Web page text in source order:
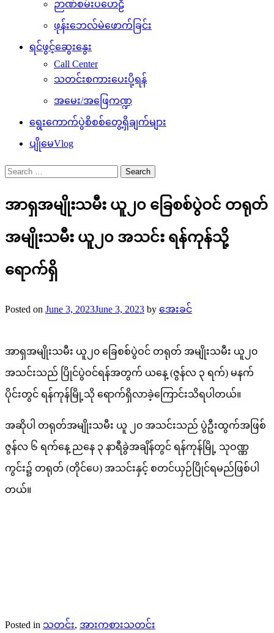
ဉာဏ်စမ်းပဟေဠိ
ဖုန်းဘေလ်မဲဖောက်ခြင်း
ရင်ဖွင့်ဆွေးနွေး
Call Center
သတင်းစကားပေးပို့ရန်
အမေး/အဖြေကဏ္ဍ
ရွေးကောက်ပွဲစိစစ်တွေ့ရှိချက်များ
ပျိုမေVlog
Search
for:
အာရှအမျိုးသမီး ယူ၂၀ ခြေစစ်ပွဲဝင် တရုတ်
အမျိုးသမီး ယူ၂၀ အသင်း ရန်ကုန်သို့
ရောက်ရှိ
Posted on June 3, 2023June 3, 2023 by အေးခင်
အာရှအမျိုးသမီး ယူ၂၀ ခြေစစ်ပွဲဝင် တရုတ် အမျိုးသမီး ယူ၂၀
အသင်းသည် ပြိုင်ပွဲဝင်ရန်အတွက် ယနေ့ (ဇွန်လ ၃ ရက်) မနက်
ပိုင်းတွင် ရန်ကုန်မြို့သို ရောက်ရှိလာခဲ့ကြောင်းသိရပါတယ်။
အဆိုပါ တရုတ်အမျိုးသမီး ယူ ၂၀ အသင်းသည် ပွဲဦးထွက်အဖြစ်
ဇွန်လ ၆ ရက်နေ့ ညနေ ၃ နာရီခွဲအချိန်တွင် ရန်ကုန်မြို့ သုဝဏ္ဏ
ကွင်း၌ တရုတ် (တိုင်ပေ) အသင်းနှင့် စတင်ယှဉ်ပြိုင်ရမည်ဖြစ်ပါ
တယ်။
Posted in သတင်း, အားကစားသတင်း